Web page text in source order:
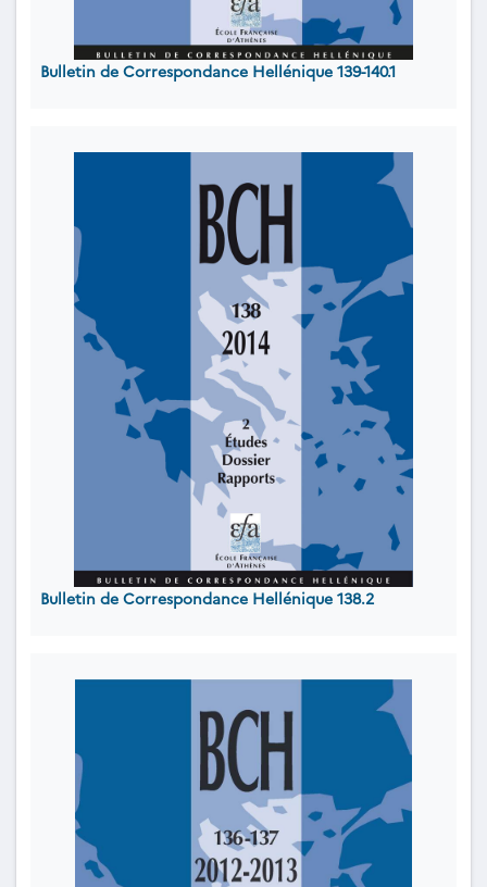
Bulletin de Correspondance Hellénique 139-140.1
Bulletin de Correspondance Hellénique 138.2